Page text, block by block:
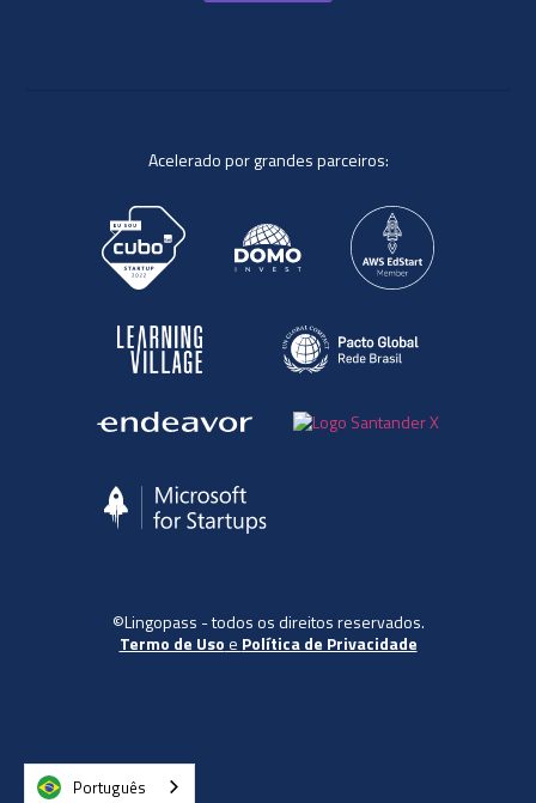
Acelerado por grandes parceiros:
©Lingopass - todos os direitos reservados.
Termo de Uso e Política de Privacidade
Português